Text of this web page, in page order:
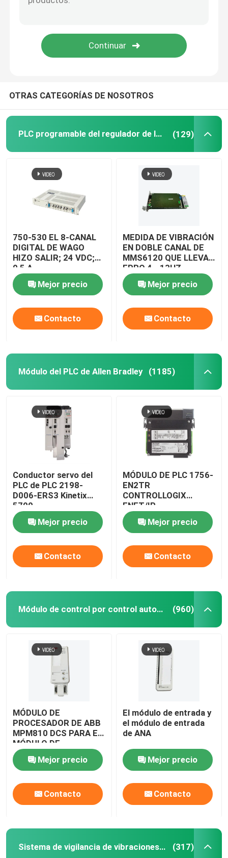
Módulo B&R
módulo de potencia de Bachmann
Componentes del sistema PLC
OTRAS CATEGORÍAS DE NOSOTROS
PLC programable del regulador de la lógica (129)
750-530 EL 8-CANAL
DIGITAL DE WAGO
HIZO SALIR; 24 VDC;
0,5 A
Mejor precio
Contacto
MEDIDA DE VIBRACIÓN
EN DOBLE CANAL DE
MMS6120 QUE LLEVA
EPRO 4 - 13HZ
Mejor precio
Contacto
Módulo del PLC de Allen Bradley (1185)
Conductor servo del
PLC de PLC 2198-
D006-ERS3 Kinetix
5700
Mejor precio
Contacto
MÓDULO DE PLC 1756-
EN2TR
CONTROLLOGIX
ENET/IP
Mejor precio
Contacto
Módulo de control por control automático ABB (960)
MÓDULO DE
PROCESADOR DE ABB
MPM810 DCS PARA EL
MÓDULO DE
SEGUIMIENTO DE LA
MAQUINARIA
Mejor precio
Contacto
El módulo de entrada y
el módulo de entrada
de ANA
Mejor precio
Contacto
Sistema de vigilancia de vibraciones de Bently Nevada (317)